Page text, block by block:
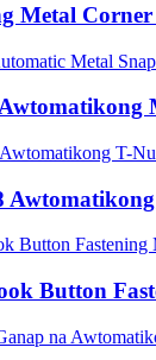
Metal Corner
Button